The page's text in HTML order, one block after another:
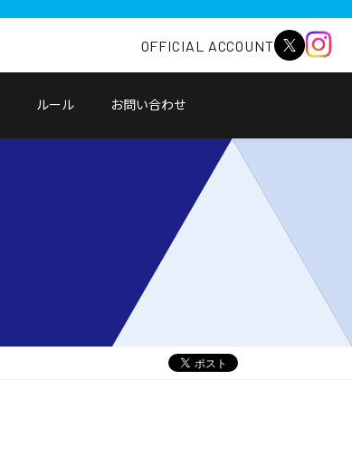
OFFICIAL ACCOUNT
ルール お問い合わせ
ウ
ド
ウ